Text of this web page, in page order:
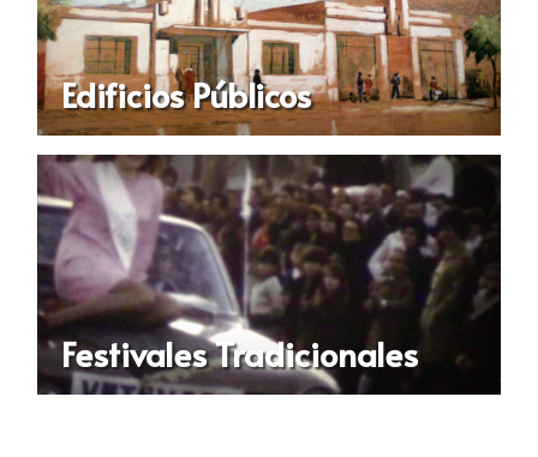
Edificios Públicos
Festivales Tradicionales